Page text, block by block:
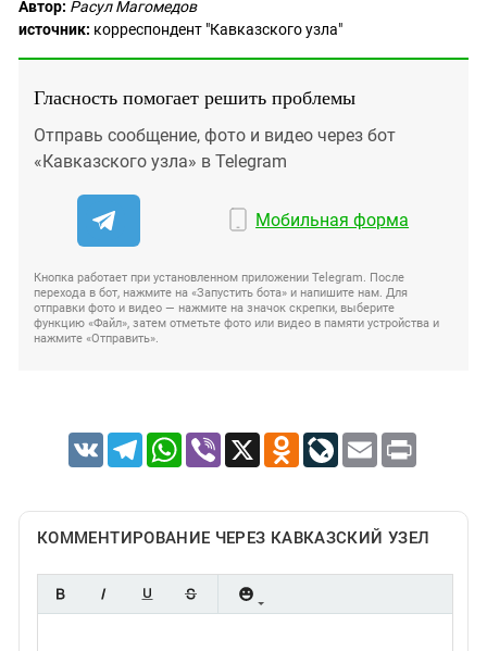
Автор: Расул Магомедов
источник: корреспондент "Кавказского узла"
Гласность помогает решить проблемы
Отправь сообщение, фото и видео через бот
«Кавказского узла» в Telegram
Мобильная форма
Кнопка работает при установленном приложении Telegram. После
перехода в бот, нажмите на «Запустить бота» и напишите нам. Для
отправки фото и видео — нажмите на значок скрепки, выберите
функцию «Файл», затем отметьте фото или видео в памяти устройства и
нажмите «Отправить».
VK TelegramWhatsApp
Viber X Odnoklassniki
LiveJournal
Email Print
КОММЕНТИРОВАНИЕ ЧЕРЕЗ КАВКАЗСКИЙ УЗЕЛ